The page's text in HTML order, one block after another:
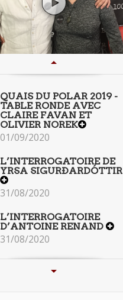
QUAIS DU POLAR 2019 -
TABLE RONDE AVEC
CLAIRE FAVAN ET
OLIVIER NOREK
01/09/2020
L’INTERROGATOIRE DE
YRSA SIGURÐARDÓTTIR
31/08/2020
L’INTERROGATOIRE
D’ANTOINE RENAND
31/08/2020